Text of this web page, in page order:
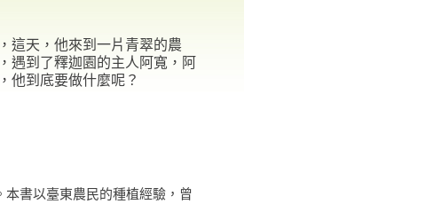
這天，他來到一片青翠的農
遇到了釋迦園的主人阿寬，阿
他到底要做什麼呢？
書以臺東農民的種植經驗，曾